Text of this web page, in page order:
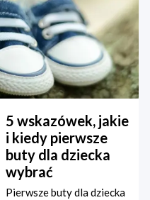
5 wskazówek, jakie
i kiedy pierwsze
buty dla dziecka
wybrać
Pierwsze buty dla dziecka